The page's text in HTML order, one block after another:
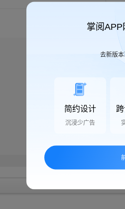
掌阅
去新版
简约设计
沉浸少广告